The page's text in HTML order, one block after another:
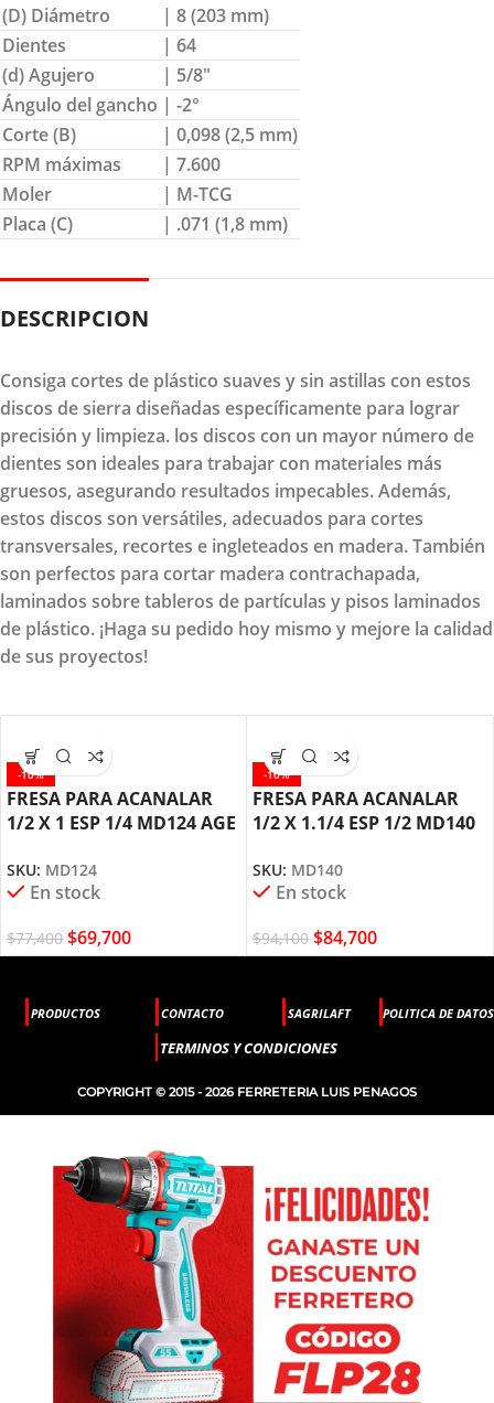
(D) Diámetro
| 8 (203 mm)
Dientes
| 64
(d) Agujero
| 5/8″
Ángulo del gancho | -2°
Corte (B)
| 0,098 (2,5 mm)
RPM máximas
| 7.600
Moler
| M-TCG
Placa (C)
| .071 (1,8 mm)
DESCRIPCION
Consiga cortes de plástico suaves y sin astillas con estos
discos de sierra diseñadas específicamente para lograr
precisión y limpieza. los discos con un mayor número de
dientes son ideales para trabajar con materiales más
gruesos, asegurando resultados impecables. Además,
estos discos son versátiles, adecuados para cortes
transversales, recortes e ingleteados en madera. También
son perfectos para cortar madera contrachapada,
laminados sobre tableros de partículas y pisos laminados
de plástico. ¡Haga su pedido hoy mismo y mejore la calidad
de sus proyectos!
-10%
FRESA PARA ACANALAR
1/2 X 1 ESP 1/4 MD124 AGE
SKU: MD124
En stock
$77,400 $69,700
-10%
FRESA PARA ACANALAR
1/2 X 1.1/4 ESP 1/2 MD140
SKU: MD140
En stock
$94,100 $84,700
PRODUCTOS CONTACTO SAGRILAFT POLITICA DE DATOS
TERMINOS Y CONDICIONES
COPYRIGHT © 2015 - 2026 FERRETERIA LUIS PENAGOS